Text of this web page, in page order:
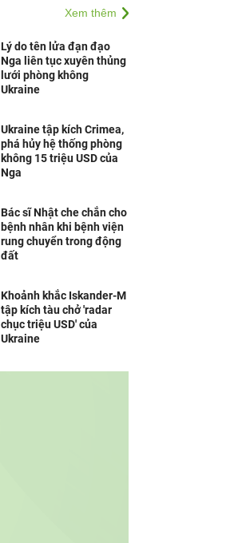
Xem thêm
Lý do tên lửa đạn đạo
Nga liên tục xuyên thủng
lưới phòng không
Ukraine
Ukraine tập kích Crimea,
phá hủy hệ thống phòng
không 15 triệu USD của
Nga
Bác sĩ Nhật che chắn cho
bệnh nhân khi bệnh viện
rung chuyển trong động
đất
Khoảnh khắc Iskander-M
tập kích tàu chở 'radar
chục triệu USD' của
Ukraine